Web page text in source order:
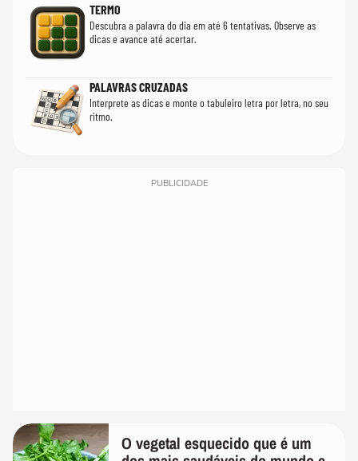
TERMO
Descubra a palavra do dia em até 6 tentativas. Observe as
dicas e avance até acertar.
PALAVRAS CRUZADAS
Interprete as dicas e monte o tabuleiro letra por letra, no seu
ritmo.
PUBLICIDADE
O vegetal esquecido que é um